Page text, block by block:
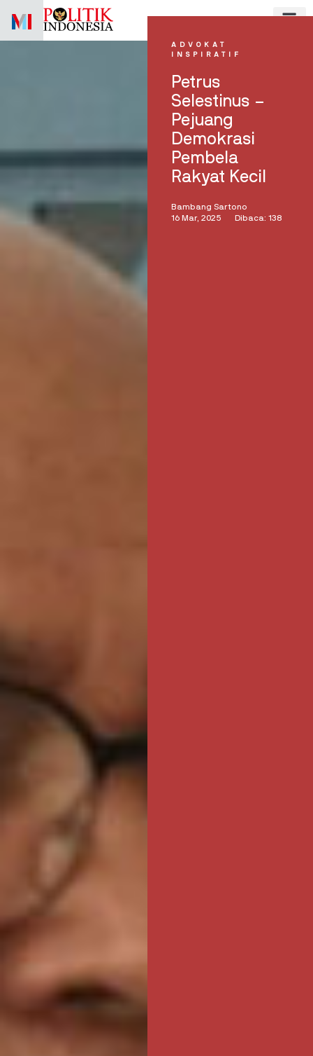
ADVOKAT
INSPIRATIF
Petrus
Selestinus –
Pejuang
Demokrasi
Pembela
Rakyat Kecil
Bambang Sartono
16 Mar, 2025
Dibaca: 138